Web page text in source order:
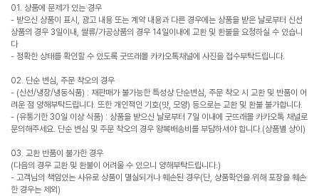
01. 상품에 문제가 있는 경우
- 받으신 상품이 표시, 광고 내용 또는 계약 내용과 다른 경우에는 상품을 받은 날로부터 신선
상품의 경우 3일이내, 쌀류/가공상품의 경우 14일이내에 교환 및 환불을 요청하실 수 있습니
다
- 정확한 상태를 확인할 수 있도록 굿뜨래몰 카카오톡채널에 사진을 접수부탁드립니다.
02. 단순 변심, 주문 착오의 경우
- (신선/냉장/냉동식품) : 재판매가 불가능한 특성상 단순변심, 주문 착오 시 교환 및 반품이 어
려운 점 양해부탁드립니다. 또한 개인적인 기호(맛, 모양) 등으로는 교환 및 환불 불가합니다.
- (유통기한 30일 이상 식품) : 상품을 받으신 날로부터 7일 이내에 굿뜨래몰 카카오톡 채널로
문의해주세요. 단순 변심 및 주문 착오의 경우 왕복배송비를 부담하셔야 합니다.(상품별 상이)
03. 교환 반품이 불가한 경우
(다음의 경우 교환 및 환불이 어려울 수 있으니 양해부탁드립니다.)
- 고객님의 책임있는 사유로 상품이 멸실되거나 훼손된 경우(단, 상품확인을 위해 포장을 훼손
한 경우는 제외)